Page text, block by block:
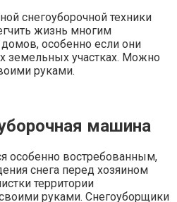
снегоуборочной техники
жизнь многим
особенно если они
земельных участках. Можно
руками.
машина
особенно востребованным,
снега перед хозяином
территории
руками. Снегоуборщики